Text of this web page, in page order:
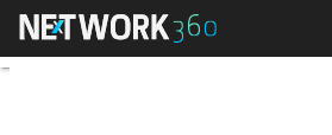
Alcatel-